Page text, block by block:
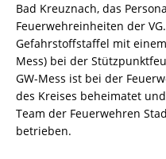
Bad Kreuznach, das
Feuerwehreinheiten der
Gefahrstoffstaffel mit
Mess) bei der
GW-Mess ist bei der
des Kreises beheimatet
Team der Feuerwehren
betrieben.